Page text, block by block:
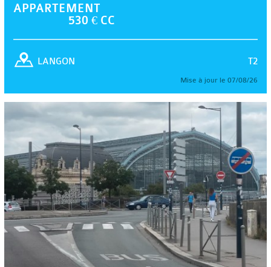
APPARTEMENT
530 € CC
T2
LANGON
Mise à jour le 07/08/26